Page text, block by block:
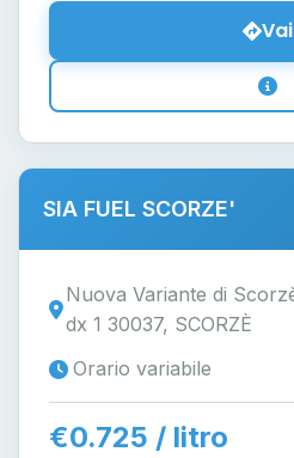
Vai
SIA FUEL SCORZE'
Nuova Variante di
dx 1 30037, SCORZÈ
Orario variabile
€0.725 / litro